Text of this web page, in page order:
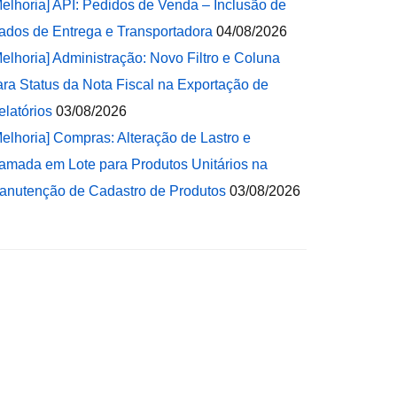
API: Pedidos de Venda – Inclusão de
de Entrega e Transportadora 04/08/2026
Administração: Novo Filtro e Coluna
Status da Nota Fiscal na Exportação de
03/08/2026
Compras: Alteração de Lastro e
em Lote para Produtos Unitários na
de Cadastro de Produtos 03/08/2026